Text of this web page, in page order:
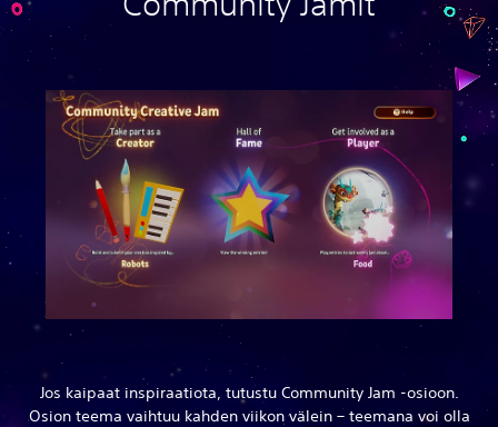
Jos kaipaat inspiraatiota, tutustu Community Jam -osioon.
Osion teema vaihtuu kahden viikon välein – teemana voi olla